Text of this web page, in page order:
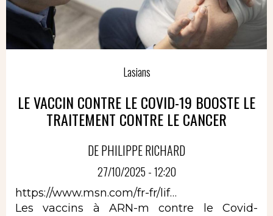
Lasians
LE VACCIN CONTRE LE COVID-19 BOOSTE LE
TRAITEMENT CONTRE LE CANCER
DE PHILIPPE RICHARD
27/10/2025 - 12:20
https://www.msn.com/fr-fr/lif…
Les vaccins à ARN-m contre le Covid-